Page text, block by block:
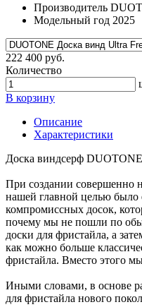
Производитель
Модельный год 2025
222 400 руб.
Количество
В корзину
Описание
Характеристики
Доска виндсерф
При создании совершенно
нашей главной целью было
компромиссных досок,
почему мы не пошли по
доски для фристайла, а
как можно больше
фристайла. Вместо этого
Иными словами, в основе
для фристайла нового